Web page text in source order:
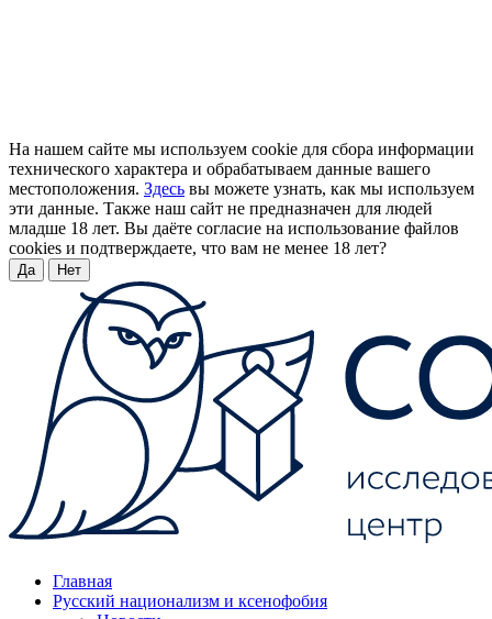
На нашем сайте мы используем cookie для сбора информации
технического характера и обрабатываем данные вашего
местоположения. Здесь вы можете узнать, как мы используем
эти данные. Также наш сайт не предназначен для людей
младше 18 лет. Вы даёте согласие на использование файлов
cookies и подтверждаете, что вам не менее 18 лет?
Да Нет
Главная
Русский национализм и ксенофобия